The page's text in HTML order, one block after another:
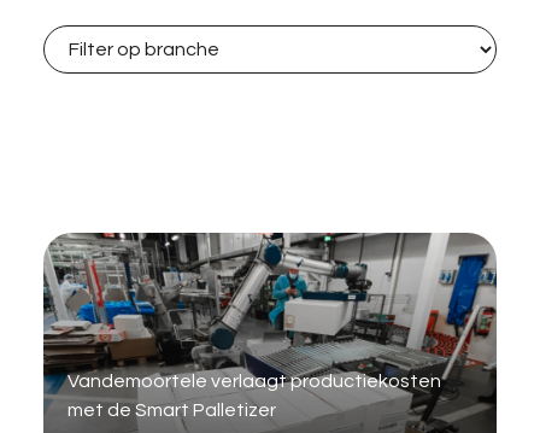
Vandemoortele verlaagt productiekosten
met de Smart Palletizer